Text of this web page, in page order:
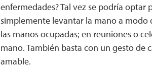
enfermedades? Tal vez se podría optar
simplemente levantar la mano a
las manos ocupadas; en reuniones o
mano. También basta con un gesto de
amable.